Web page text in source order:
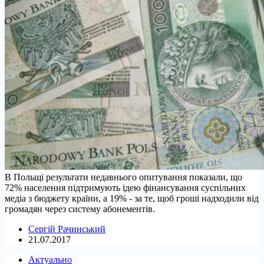
В Польщі результати недавнього опитування показали, що
72% населення підтримують ідею фінансування суспільних
медіа з бюджету країни, а 19% - за те, щоб гроші надходили від
громадян через систему абонементів.
Сергій Рачинський
21.07.2017
Актуально